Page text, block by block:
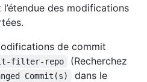
des modifications
de commit
filter-repo (Recherchez
Commit(s)
dans le